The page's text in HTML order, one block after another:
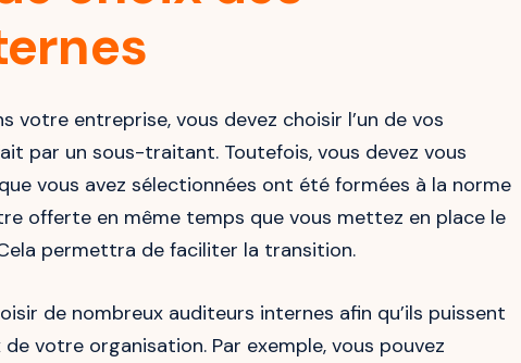
votre entreprise, vous devez choisir l’un de vos
par un sous-traitant. Toutefois, vous devez vous
vous avez sélectionnées ont été formées à la norme
offerte en même temps que vous mettez en place le
permettra de faciliter la transition.
de nombreux auditeurs internes afin qu’ils puissent
votre organisation. Par exemple, vous pouvez